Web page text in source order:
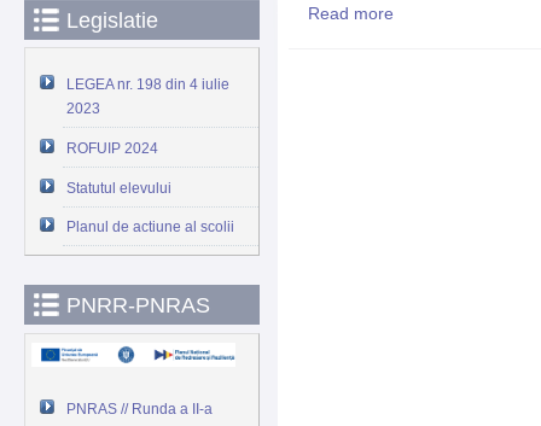
Legislatie
LEGEA nr. 198 din 4 iulie
2023
ROFUIP 2024
Statutul elevului
Planul de actiune al scolii
PNRR-PNRAS
PNRAS // Runda a II-a
Read more